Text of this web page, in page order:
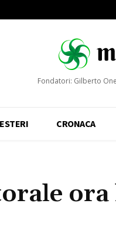
Fondatori: Gilberto
ESTERI CRONACA
ora